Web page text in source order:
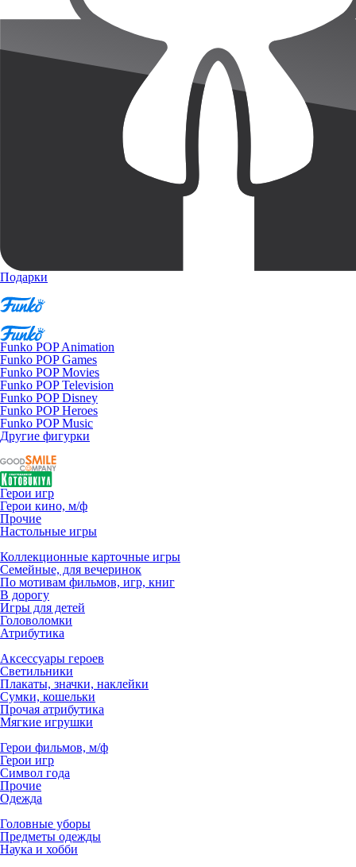
Подарки
Funko POP Animation
Funko POP Games
Funko POP Movies
Funko POP Television
Funko POP Disney
Funko POP Heroes
Funko POP Music
Другие фигурки
Герои игр
Герои кино, м/ф
Прочие
Настольные игры
Коллекционные карточные игры
Семейные, для вечеринок
По мотивам фильмов, игр, книг
В дорогу
Игры для детей
Головоломки
Атрибутика
Аксессуары героев
Светильники
Плакаты, значки, наклейки
Сумки, кошельки
Прочая атрибутика
Мягкие игрушки
Герои фильмов, м/ф
Герои игр
Символ года
Прочие
Одежда
Головные уборы
Предметы одежды
Наука и хобби